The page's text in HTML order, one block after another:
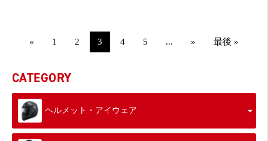
« 1 2 3 4 5 ... » 最後 »
CATEGORY
ヘルメット・アイウェア